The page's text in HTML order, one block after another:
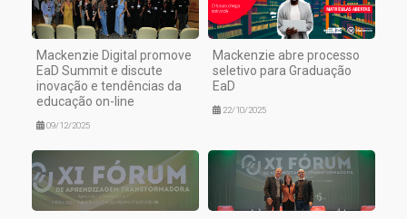
Mackenzie Digital promove
EaD Summit e discute
inovação e tendências da
educação on-line
09/12/2025
Mackenzie abre processo
seletivo para Graduação
EaD
22/10/2025